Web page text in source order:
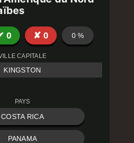
0 ✘ 0 0 %
CAPITALE
KINGSTON
PAYS
COSTA RICA
PANAMA